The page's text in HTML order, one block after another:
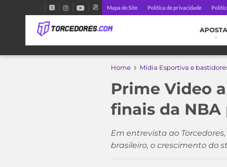
Mapa do Site Política de privacidade
Home Mídia Esportiva e
Prime Video
finais da
Em entrevista ao
brasileiro, o crescimento do